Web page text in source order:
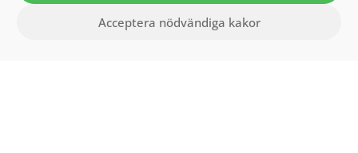
Acceptera nödvändiga kakor